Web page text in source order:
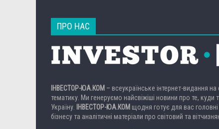
ПРО НАС
ІНВЕСТОР-ЮА.КОМ – всеукраїнське інтернет-видання
тематику. Ми генеруємо найсвіжіші новини про те, куди
Україну. ІНВЕСТОР-ЮА.КОМ щодня готує для вас головні
бізнесу та аналітичні матеріали про світовий та